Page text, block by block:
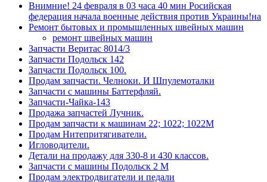
Внимние! 24 февраля в 03 часа 40 мин Росийская
федерация начала военные действия против Украины!на
Ремонт бытовых и промышленных швейных машин
ремонт швейных машин
Запчасти Веритас 8014/3
Запчасти Подольск 142
Запчасти Подольск 100.
Продам запчасти. Челноки. И Шпулемоталки
Запчасти с машины Баттерфляй.
Запчасти-Чайка-143
Продажа запчастей Лучник.
Продам запчасти к машинам 22; 1022; 1022М
Продам Нитепритягиватели.
Игловодители.
Детали на продажу для 330-8 и 430 классов.
Запчасти с машины Подольск 2 М
Продам электродвигатели и педали